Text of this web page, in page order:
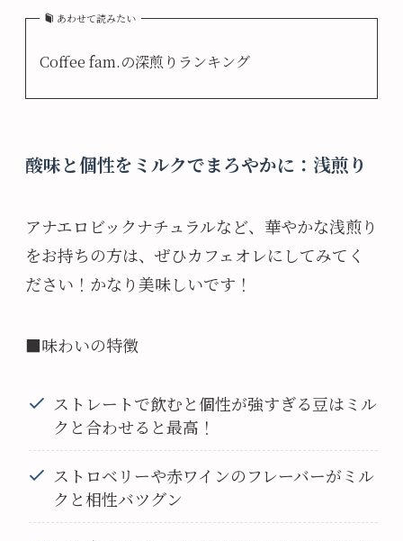
あわせて読みたい
Coffee fam.の深煎りランキング
酸味と個性をミルクでまろやかに：浅煎り
アナエロビックナチュラルなど、華やかな浅煎り
をお持ちの方は、ぜひカフェオレにしてみてく
ださい！かなり美味しいです！
■味わいの特徴
ストレートで飲むと個性が強すぎる豆はミル
クと合わせると最高！
ストロベリーや赤ワインのフレーバーがミル
クと相性バツグン